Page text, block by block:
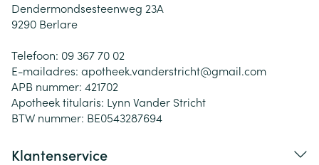
Dendermondsesteenweg 23A
9290 Berlare
Telefoon: 09 367 70 02
E-mailadres: apotheek.vanderstricht@gmail.com
APB nummer: 421702
Apotheek titularis: Lynn Vander Stricht
BTW nummer: BE0543287694
Klantenservice